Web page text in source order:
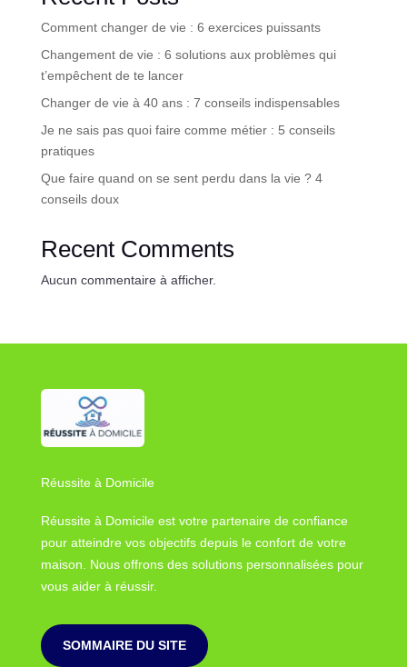
Comment changer de vie : 6 exercices puissants
Changement de vie : 6 solutions aux problèmes qui
t’empêchent de te lancer
Changer de vie à 40 ans : 7 conseils indispensables
Je ne sais pas quoi faire comme métier : 5 conseils
pratiques
Que faire quand on se sent perdu dans la vie ? 4
conseils doux
Recent Comments
Aucun commentaire à afficher.
Réussite à Domicile
Réussite à Domicile est votre partenaire de confiance
pour atteindre vos objectifs depuis le confort de votre
maison. Nous offrons des solutions personnalisées pour
vous aider à réussir.
SOMMAIRE DU SITE